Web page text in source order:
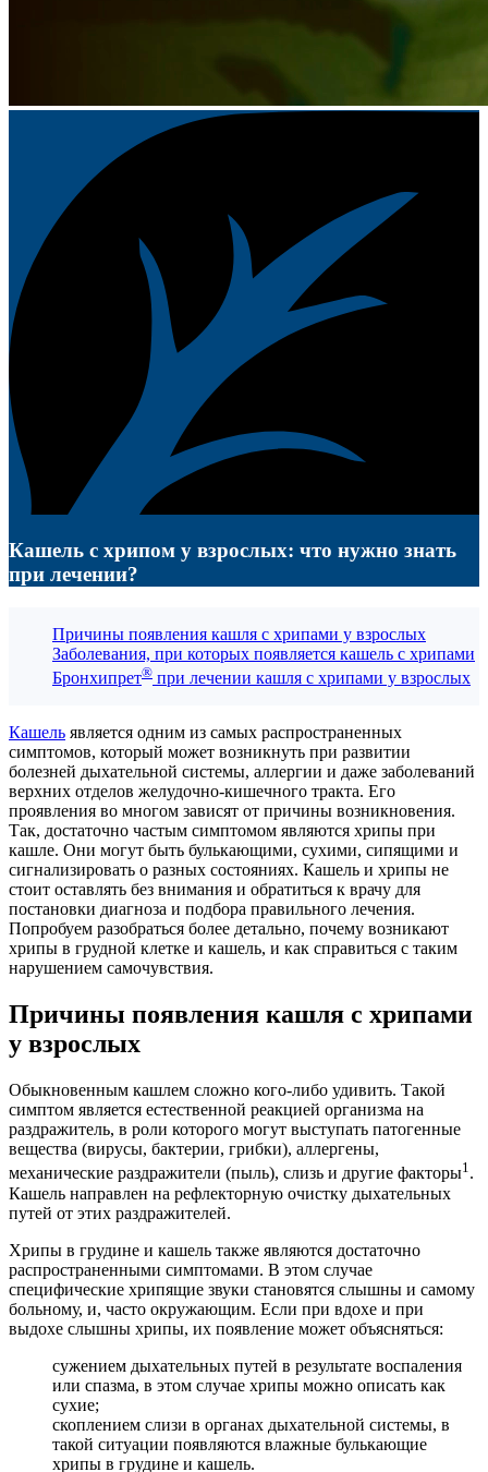
Кашель с хрипом у взрослых: что нужно знать
при лечении?
Причины появления кашля с хрипами у взрослых
Заболевания, при которых появляется кашель с хрипами
Бронхипрет® при лечении кашля с хрипами у взрослых
Кашель является одним из самых распространенных
симптомов, который может возникнуть при развитии
болезней дыхательной системы, аллергии и даже заболеваний
верхних отделов желудочно-кишечного тракта. Его
проявления во многом зависят от причины возникновения.
Так, достаточно частым симптомом являются хрипы при
кашле. Они могут быть булькающими, сухими, сипящими и
сигнализировать о разных состояниях. Кашель и хрипы не
стоит оставлять без внимания и обратиться к врачу для
постановки диагноза и подбора правильного лечения.
Попробуем разобраться более детально, почему возникают
хрипы в грудной клетке и кашель, и как справиться с таким
нарушением самочувствия.
Причины появления кашля с хрипами
у взрослых
Обыкновенным кашлем сложно кого-либо удивить. Такой
симптом является естественной реакцией организма на
раздражитель, в роли которого могут выступать патогенные
вещества (вирусы, бактерии, грибки), аллергены,
механические раздражители (пыль), слизь и другие факторы1.
Кашель направлен на рефлекторную очистку дыхательных
путей от этих раздражителей.
Хрипы в грудине и кашель также являются достаточно
распространенными симптомами. В этом случае
специфические хрипящие звуки становятся слышны и самому
больному, и, часто окружающим. Если при вдохе и при
выдохе слышны хрипы, их появление может объясняться:
сужением дыхательных путей в результате воспаления
или спазма, в этом случае хрипы можно описать как
сухие;
скоплением слизи в органах дыхательной системы, в
такой ситуации появляются влажные булькающие
хрипы в грудине и кашель.